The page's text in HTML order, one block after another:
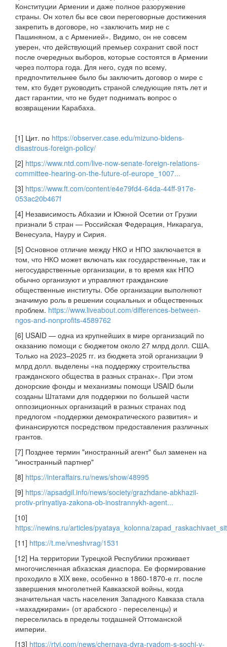
Конституции Армении и даже полное разоружение
страны. Он хотел бы все свои переговорные достижения
закрепить в договоре, но «заключить мир не с
Пашиняном, а с Арменией». Видимо, он не совсем
уверен, что действующий премьер сохранит свой пост
после очередных выборов, которые состоятся в Армении
через полтора года. Для него, судя по всему,
предпочтительнее было бы заключить договор о мире с
тем, кто будет руководить страной следующие пять лет и
даст гарантии, что не будет поднимать вопрос о
возвращении Карабаха.
[1] Цит. по https://observer.case.edu/mizuno-bidens-
disastrous-foreign-policy/
[2] https://www.ntd.com/live-now-senate-foreign-relations-
committee-hearing-on-the-future-of-europe_1007...
[3] https://www.ft.com/content/e4e79fd4-64da-44ff-917e-
053ac20b467f
[4] Независимость Абхазии и Южной Осетии от Грузии
признали 5 стран — Российская Федерация, Никарагуа,
Венесуэла, Науру и Сирия.
[5] Основное отличие между НКО и НПО заключается в
том, что НКО может включать как государственные, так и
негосударственные организации, в то время как НПО
обычно организуют и управляют гражданские
общественные институты. Обе организации выполняют
значимую роль в решении социальных и общественных
проблем. https://www.liveabout.com/differences-between-
ngos-and-nonprofits-4589762
[6] USAID — одна из крупнейших в мире организаций по
оказанию помощи с бюджетом около 27 млрд долл. США.
Только на 2023–2025 гг. из бюджета этой организации 9
млрд долл. выделены «на поддержку строительства
гражданского общества в разных странах». При этом
донорские фонды и механизмы помощи USAID были
созданы Штатами для поддержки по большей части
оппозиционных организаций в разных странах под
предлогом «поддержки демократического развития» и
финансируются посредством предоставления различных
грантов.
[7] Позднее термин "иностранный агент" был заменен на
"иностранный партнер"
[8] https://interaffairs.ru/news/show/48995
[9] https://apsadgil.info/news/society/grazhdane-abkhazii-
protiv-prinyatiya-zakona-ob-inostrannykh-agent...
[10]
https://newins.ru/articles/pyataya_kolonna/
[11] https://t.me/vneshvrag/1531
[12] На территории Турецкой Республики проживает
многочисленная абхазская диаспора. Ее формирование
проходило в XIX веке, особенно в 1860-1870-е гг. после
завершения многолетней Кавказской войны, когда
значительная часть населения Западного Кавказа стала
«махаджирами» (от арабского - переселенцы) и
переселилась в пределы тогдашней Оттоманской
империи.
[13] https://rtvi.com/news/chernaya-dyra-ryadom-s-sochi-v-